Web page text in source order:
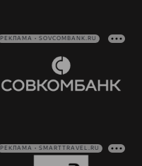
РЕКЛАМА • SOVCOMBANK.RU
РЕКЛАМА • SMARTTRAVEL.RU